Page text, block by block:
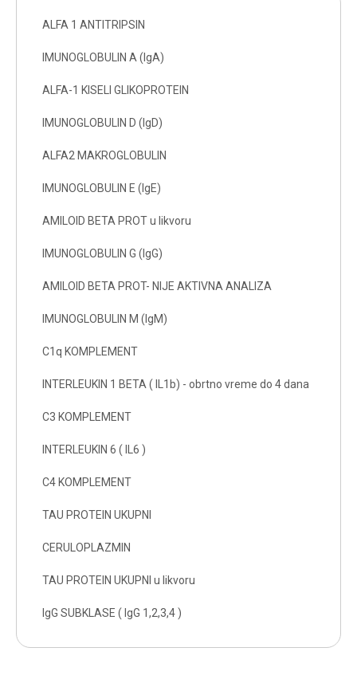
ALFA 1 ANTITRIPSIN
IMUNOGLOBULIN A (IgA)
ALFA-1 KISELI GLIKOPROTEIN
IMUNOGLOBULIN D (IgD)
ALFA2 MAKROGLOBULIN
IMUNOGLOBULIN E (IgE)
AMILOID BETA PROT u likvoru
IMUNOGLOBULIN G (IgG)
AMILOID BETA PROT- NIJE AKTIVNA ANALIZA
IMUNOGLOBULIN M (IgM)
C1q KOMPLEMENT
INTERLEUKIN 1 BETA ( IL1b) - obrtno vreme do 4 dana
C3 KOMPLEMENT
INTERLEUKIN 6 ( IL6 )
C4 KOMPLEMENT
TAU PROTEIN UKUPNI
CERULOPLAZMIN
TAU PROTEIN UKUPNI u likvoru
IgG SUBKLASE ( IgG 1,2,3,4 )